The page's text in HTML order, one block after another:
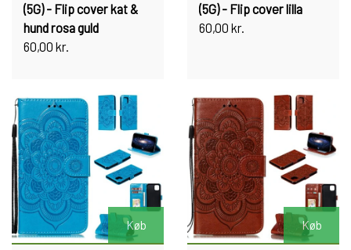
(5G) - Flip cover kat &
hund rosa guld
60,00 kr.
(5G) - Flip cover lilla
60,00 kr.
Køb Køb